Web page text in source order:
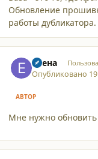
Обновление
работы дубликатора.
Елена
Опубликовано
АВТОР
Мне нужно обновить